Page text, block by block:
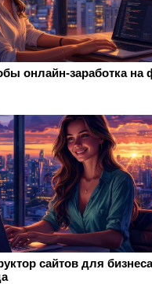
онлайн-заработка на
сайтов для